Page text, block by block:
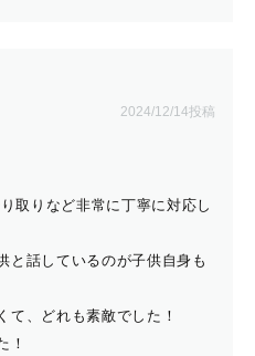
2024/12/14投稿
取りなど非常に丁寧に対応し
と話しているのが子供自身も
て、どれも素敵でした！
！